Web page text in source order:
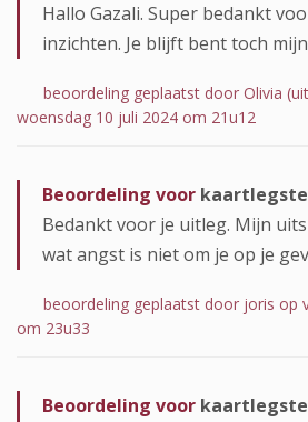
Hallo Gazali. Super bedankt
inzichten. Je blijft bent toch
beoordeling geplaatst door Olivia
woensdag 10 juli 2024 om 21u12
Beoordeling voor
Bedankt voor je uitleg. Mijn
wat angst is niet om je op je
beoordeling geplaatst door joris op
om 23u33
Beoordeling voor